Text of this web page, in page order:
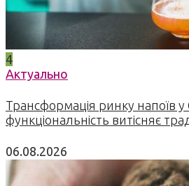
4
Актуально
Трансформація ринку напоїв у
функціональність витісняє
06.08.2026